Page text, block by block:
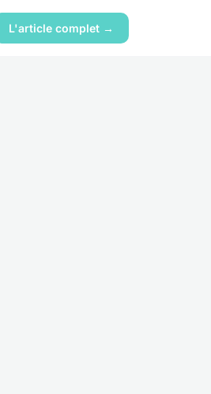
L'article complet →